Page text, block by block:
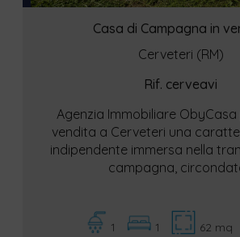
Casa di Campagna in
Cerveteri (RM)
Rif. cerveavi
Agenzia Immobiliare
vendita a Cerveteri una
indipendente immersa nella
campagna,
1 1 62 mq